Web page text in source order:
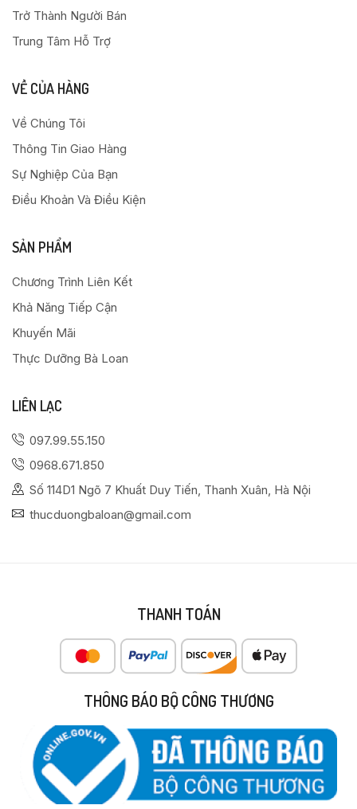
Trở Thành Người Bán
Trung Tâm Hỗ Trợ
VỀ CỦA HÀNG
Về Chúng Tôi
Thông Tin Giao Hàng
Sự Nghiệp Của Bạn
Điều Khoản Và Điều Kiện
SẢN PHẨM
Chương Trình Liên Kết
Khả Năng Tiếp Cận
Khuyến Mãi
Thực Dưỡng Bà Loan
LIÊN LẠC
097.99.55.150
0968.671.850
Số 114D1 Ngõ 7 Khuất Duy Tiến, Thanh Xuân, Hà Nội
thucduongbaloan@gmail.com
THANH TOÁN
THÔNG BÁO BỘ CÔNG THƯƠNG